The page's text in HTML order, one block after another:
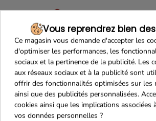
Maison Familiale
Franco de port 79€
Vous reprendrez bien
Ce magasin vous demande d'accepter les
d'optimiser les performances, les
sociaux et la pertinence de la publicité. Les
aux réseaux sociaux et à la publicité sont
offrir des fonctionnalités optimisées sur les
ainsi que des publicités personnalisées.
cookies ainsi que les implications associées
vos données personnelles ?